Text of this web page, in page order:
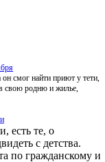
он смог найти приют у тети,
свою родню и жилье,
есть те, о
с детства.
по гражданскому и